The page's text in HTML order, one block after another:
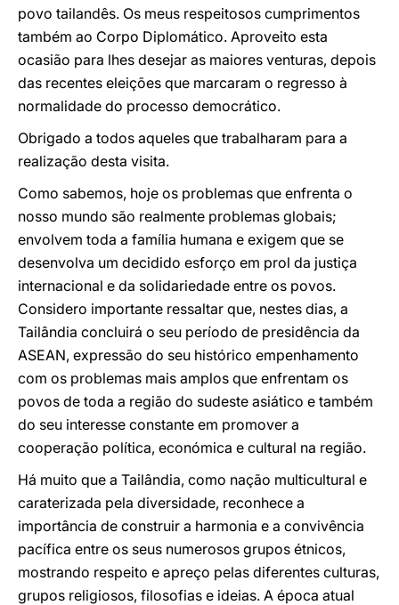
povo tailandês. Os meus respeitosos cumprimentos
também ao Corpo Diplomático. Aproveito esta
ocasião para lhes desejar as maiores venturas, depois
das recentes eleições que marcaram o regresso à
normalidade do processo democrático.
Obrigado a todos aqueles que trabalharam para a
realização desta visita.
Como sabemos, hoje os problemas que enfrenta o
nosso mundo são realmente problemas globais;
envolvem toda a família humana e exigem que se
desenvolva um decidido esforço em prol da justiça
internacional e da solidariedade entre os povos.
Considero importante ressaltar que, nestes dias, a
Tailândia concluirá o seu período de presidência da
ASEAN, expressão do seu histórico empenhamento
com os problemas mais amplos que enfrentam os
povos de toda a região do sudeste asiático e também
do seu interesse constante em promover a
cooperação política, económica e cultural na região.
Há muito que a Tailândia, como nação multicultural e
caraterizada pela diversidade, reconhece a
importância de construir a harmonia e a convivência
pacífica entre os seus numerosos grupos étnicos,
mostrando respeito e apreço pelas diferentes culturas,
grupos religiosos, filosofias e ideias. A época atual